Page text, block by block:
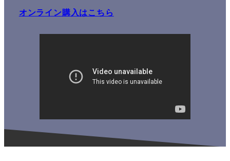
オンライン購入はこちら